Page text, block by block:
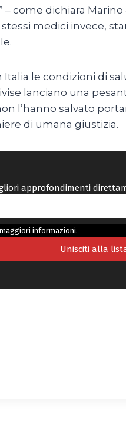
come dichiara
medici invece,
Italia le condizioni di
lanciano una
l’hanno salvato
di umana giustizia.
approfondimenti
informazioni.